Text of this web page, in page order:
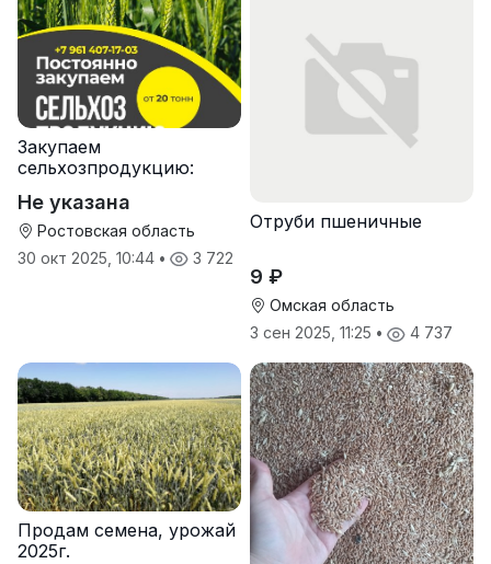
Закупаем
сельхозпродукцию:
подсолнечник
Не указана
Ростовская область
30 окт 2025, 10:44 • 3 722
Отруби пшеничные
9 ₽
Омская область
3 сен 2025, 11:25 • 4 737
Продам семена, урожай
2025г.